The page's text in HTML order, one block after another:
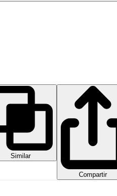
Similar
Compartir